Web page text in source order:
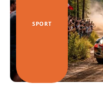
SPORT